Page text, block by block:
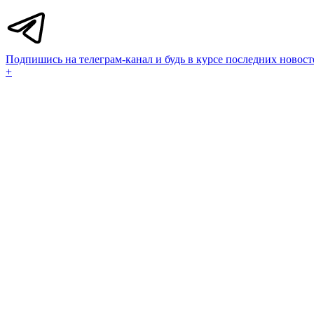
Подпишись на телеграм-канал и будь в курсе последних
+